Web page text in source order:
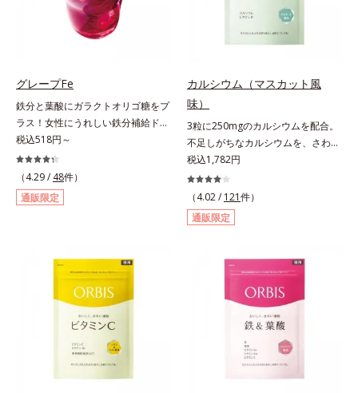
ゴ糖＆酵素」、いつだってイキイ
キ、あなたらしい表情をサポートす
る「ビタミンB群＆アミノ酸」、ス
クリアな1日のスタートに「ビタミ
ンA＆ルテイン」、紫外線を気にか
ける女性こそ不足しやすい栄養素を
チャージして、安定した美しさをサ
ポートする「カルシウム＆ビタミン
D」の全６種類。体の中からキレイ
の土台を整え、美しさの次の一歩を
引き出します。水なしでOK、持ち
感覚でおいしく楽しく続けられま
けのケアなので、夏対策にありがち
な不快感やストレスは無し！ 時短
ケアにもなるため、忙しい方にもお
に早速、毎日2粒（目安）の新習慣
を始めましょう。* 紫外線などによ
り失われるビタミンCを中心とした
栄養成分の補給
グレープFe
鉄分と葉酸にガラクトオリゴ糖をプ
ラス！女性にうれしい鉄分補給ドリ
ンク。1本に、ほうれん草約2.1束分
(*)の鉄分と、葉酸とガラクトオリゴ
糖を配合した、飲みやすい鉄分補給
ドリンクです。女性特有の周期をラ
クにサポートする3つの成分を凝縮
に必要な鉄分の不足分を効率よく1
本で補給できます。赤ブドウと白ブ
ドウの果汁をすっきり飲みやすくブ
レンド。フレッシュな味なので、ゴ
クゴク飲めるおいしさです。* 「五
訂増補日本食品標準成分表2020」
より、ほうれん草（ゆで）1束210g
税込518円～
（4.29 / 48件）
通販限定
カルシウム（マスカット風
味）
3粒に250mgのカルシウムを配合。
不足しがちなカルシウムを、さわや
かな甘さのマスカット風味で。3粒
にお魚約4.5尾分（*1）のカルシウ
ムを配合したタブレット。どんどん
不足していくカルシウムを、手軽に
おいしくチャージできる、さわやか
「五訂増補日本食品標準成分表
2010」より、さんま（生）1尾
175gとして可食部換算した場合。
税込1,782円
（4.02 / 121件）
通販限定